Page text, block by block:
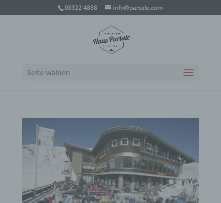
08322 4888 info@partale.com
Seite wählen